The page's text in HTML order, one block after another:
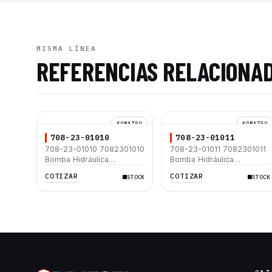
MISMA LÍNEA
REFERENCIAS
KOMATSU
708-23-01010
708-23-01010 7082301010
Bomba Hidráulica
PC100-3 PC100L-3
COTIZAR STOCK
KOMATSU
708-23-01011
708-23-01011 7082301011
Bomba Hidráulica
PC100-3 PC100L-3
COTIZAR STOCK